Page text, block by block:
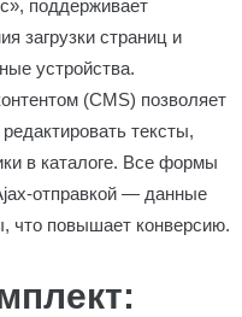
поддерживает
загрузки страниц и
устройства.
(CMS) позволяет
тексты,
в каталоге. Все формы
отправкой — данные
что повышает конверсию.